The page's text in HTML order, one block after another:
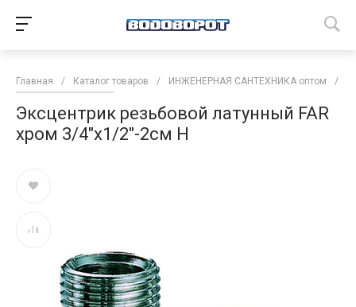
Главная / Каталог товаров / ИНЖЕНЕРНАЯ САНТЕХНИКА оптом /
Эксцентрик резьбовой латунный FAR
хром 3/4"x1/2"-2см Н